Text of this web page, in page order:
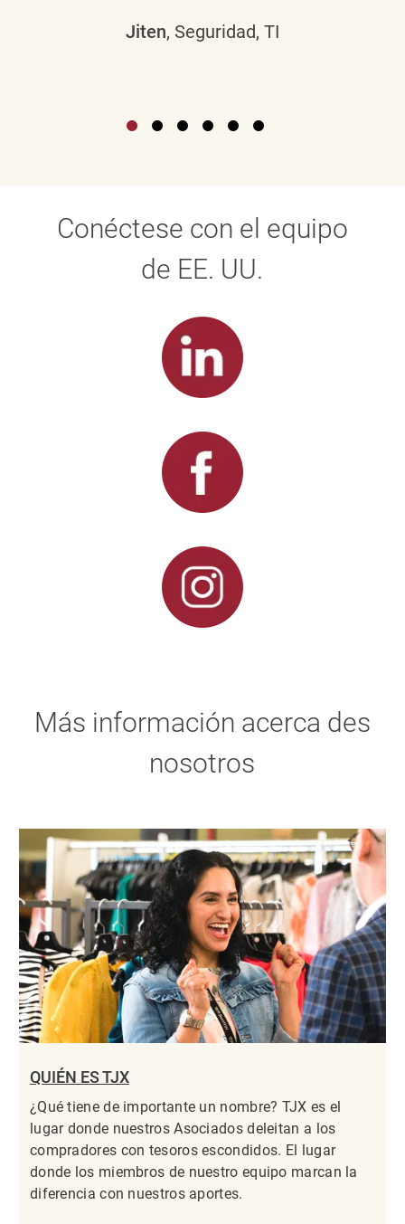
Jiten, Seguridad, TI
Conéctese con el equipo
de EE. UU.
Más información acerca des
nosotros
QUIÉN ES TJX
¿Qué tiene de importante un nombre? TJX es el
lugar donde nuestros Asociados deleitan a los
compradores con tesoros escondidos. El lugar
donde los miembros de nuestro equipo marcan la
diferencia con nuestros aportes.